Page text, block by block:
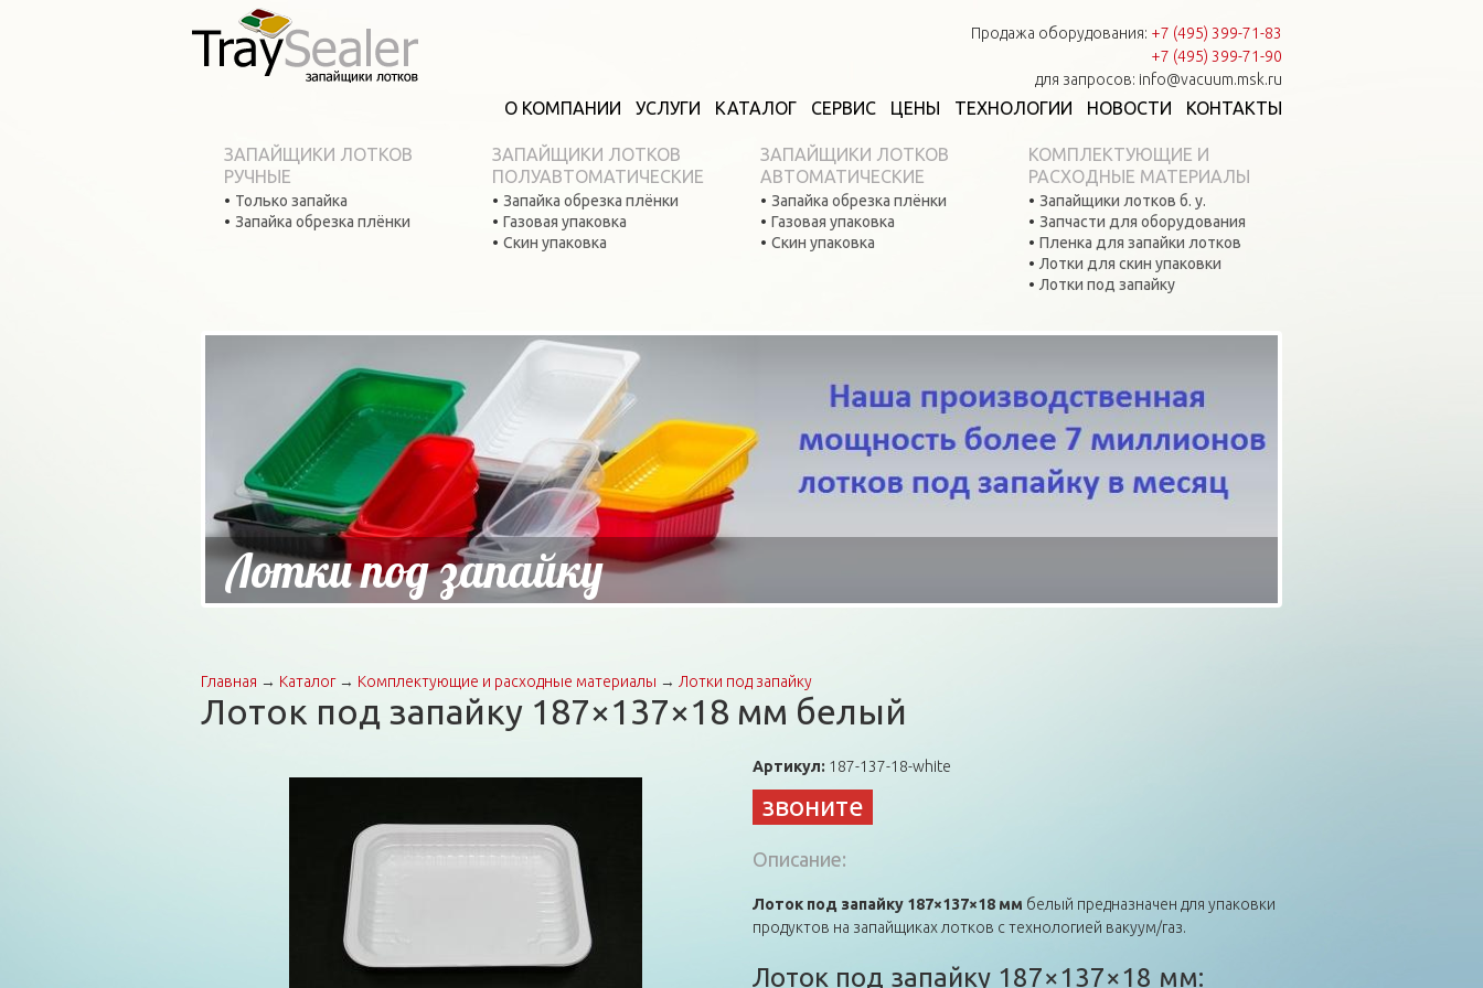
Продажа оборудования: +7 (495) 399-71-83
+7 (495) 399-71-90
для запросов: info@vacuum.msk.ru
О КОМПАНИИ УСЛУГИ КАТАЛОГ СЕРВИС ЦЕНЫ ТЕХНОЛОГИИ НОВОСТИ КОНТАКТЫ
ЗАПАЙЩИКИ ЛОТКОВ
РУЧНЫЕ
Только запайка
Запайка обрезка плёнки
ЗАПАЙЩИКИ ЛОТКОВ
ПОЛУАВТОМАТИЧЕСКИЕ
Запайка обрезка плёнки
Газовая упаковка
Скин упаковка
ЗАПАЙЩИКИ ЛОТКОВ
АВТОМАТИЧЕСКИЕ
Запайка обрезка плёнки
Газовая упаковка
Скин упаковка
КОМПЛЕКТУЮЩИЕ И
РАСХОДНЫЕ МАТЕРИАЛЫ
Запайщики лотков б. у.
Запчасти для оборудования
Пленка для запайки лотков
Лотки для скин упаковки
Лотки под запайку
Лотки под запайку
Вы здесь
Главная → Каталог→ Комплектующие и расходные материалы → Лотки под запайку
Лоток под запайку 187×137×18 мм белый
Артикул: 187-137-18-white
звоните
Описание:
Лоток под запайку 187×137×18 мм белый предназначен для упаковки
продуктов на запайщиках лотков с технологией вакуум/газ.
Лоток под запайку 187×137×18 мм: